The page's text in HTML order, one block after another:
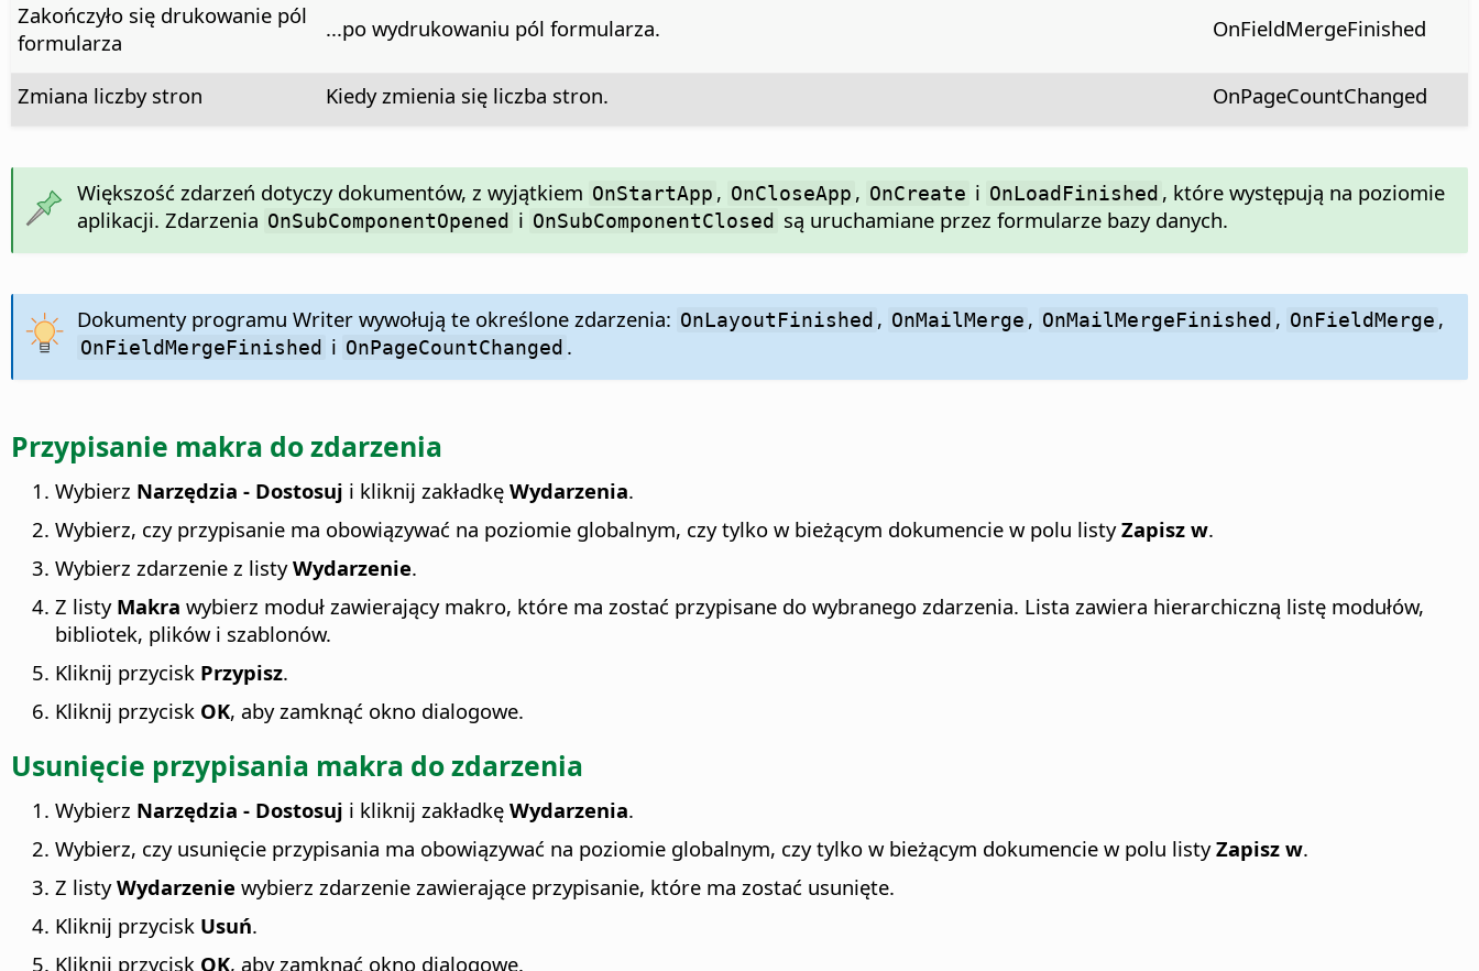
Zakończyło się drukowanie pól
formularza
...po wydrukowaniu pól formularza. OnFieldMergeFinished
Zmiana liczby stron Kiedy zmienia się liczba stron. OnPageCountChanged
Większość zdarzeń dotyczy dokumentów, z wyjątkiem OnStartApp , OnCloseApp , OnCreate i OnLoadFinished , które występują na poziomie
aplikacji. Zdarzenia OnSubComponentOpened i OnSubComponentClosed są uruchamiane przez formularze bazy danych.
Dokumenty programu Writer wywołują te określone zdarzenia: OnLayoutFinished , OnMailMerge , OnMailMergeFinished , OnFieldMerge ,
OnFieldMergeFinished i OnPageCountChanged .
Przypisanie makra do zdarzenia
Wybierz Narzędzia - Dostosuj i kliknij zakładkę Wydarzenia.
Wybierz, czy przypisanie ma obowiązywać na poziomie globalnym, czy tylko w bieżącym dokumencie w polu listyZapisz w.
Wybierz zdarzenie z listyWydarzenie.
Z listy Makra wybierz moduł zawierający makro, które ma zostać przypisane do wybranego zdarzenia. Lista zawiera hierarchiczną listę modułów,
bibliotek, plików i szablonów.
Kliknij przycisk Przypisz.
Kliknij przycisk OK, aby zamknąć okno dialogowe.
Usunięcie przypisania makra do zdarzenia
Wybierz Narzędzia - Dostosuj i kliknij zakładkę Wydarzenia.
Wybierz, czy usunięcie przypisania ma obowiązywać na poziomie globalnym, czy tylko w bieżącym dokumencie w polu listyZapisz w.
Z listyWydarzenie wybierz zdarzenie zawierające przypisanie, które ma zostać usunięte.
Kliknij przycisk Usuń.
Kliknij przycisk OK, aby zamknąć okno dialogowe.